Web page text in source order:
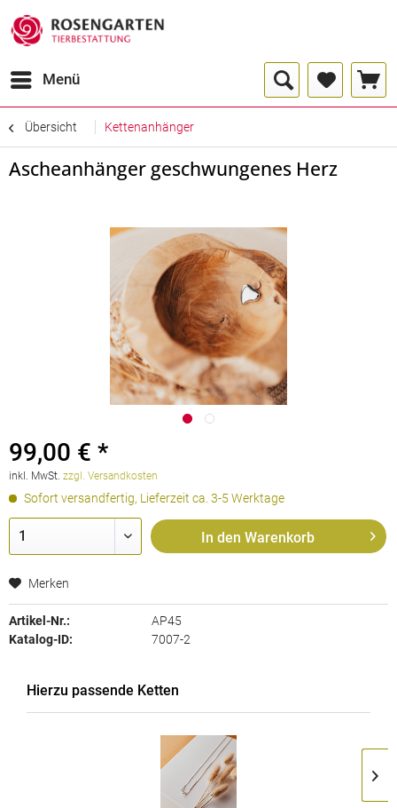
Menü
Übersicht Kettenanhänger
Ascheanhänger geschwungenes Herz
99,00 € *
inkl. MwSt. zzgl. Versandkosten
Sofort versandfertig, Lieferzeit ca. 3-5 Werktage
In den Warenkorb
Merken
Artikel-Nr.:
AP45
Katalog-ID:
7007-2
Hierzu passende Ketten